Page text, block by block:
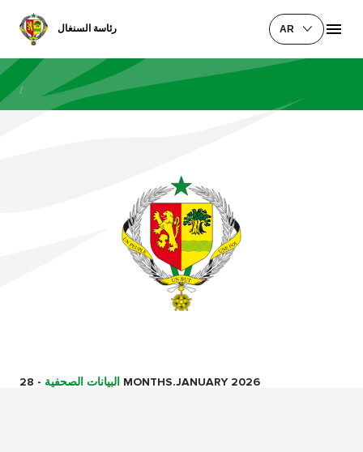
رئاسة السنغال AR
/
البيانات الصحفية - 28 MONTHS.JANUARY 2026